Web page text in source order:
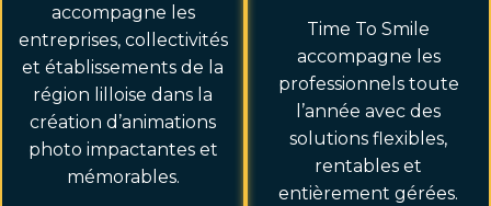
accompagne les
entreprises, collectivités
et établissements de la
région lilloise dans la
création d’animations
photo impactantes et
mémorables.
Time To Smile
accompagne les
professionnels toute
l’année avec des
solutions flexibles,
rentables et
entièrement gérées.